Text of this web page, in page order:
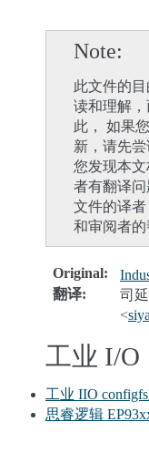
Note
此文件的
读和理解
此， 如果
新，请先
您发现本
者有翻译
文件的译
和审阅者的
Original:
翻译:
司
<
工业 I/O
工业 IIO
思睿逻辑